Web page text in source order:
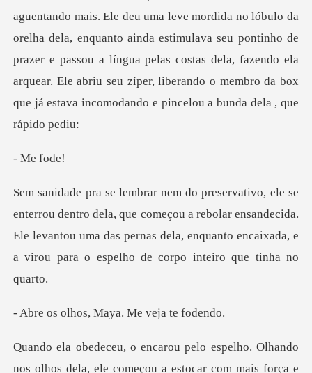
la, enquanto ainda estimulava seu pontinho de
prazer e passou a língua pelas costas dela, fazendo ela
arquear. El
e f
, que começou a rebolar ensandecida.
Ele levantou uma das pernas dela, enqua
s, Maya. Me ve
estocar com mais força e